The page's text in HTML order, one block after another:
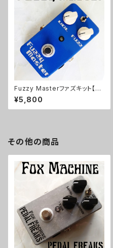
Fuzzy Masterファズキット【BA
SIC KIT】
¥5,800
その他の商品